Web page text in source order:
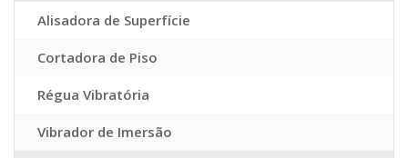
Alisadora de Superfície
Cortadora de Piso
Régua Vibratória
Vibrador de Imersão